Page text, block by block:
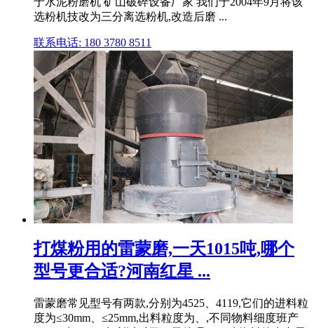
选粉机技改为三分离选粉机,改造后磨 ...
联系电话: 180 3780 8511
打煤粉用的雷蒙磨,一天1015吨,哪个
型号更合适?河南红星 ...
雷蒙磨常见型号有两款,分别为4525、4119,它们的进料粒
度为≤30mm、≤25mm,出料粒度为、,不同物料细度班产